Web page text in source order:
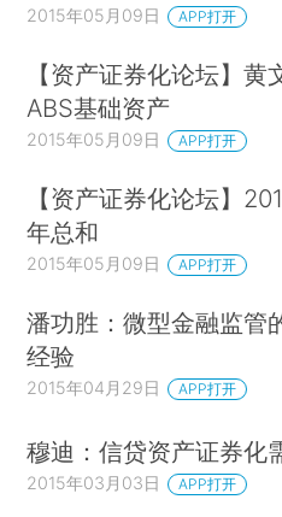
2015年05月09日 APP打开
【资产证券化论坛】
ABS基础资产
2015年05月09日 APP打开
【资产证券化论坛】
年总和
2015年05月09日 APP打开
潘功胜：微型金融监管
经验
2015年04月29日 APP打开
穆迪：信贷资产证券化
2015年03月03日 APP打开